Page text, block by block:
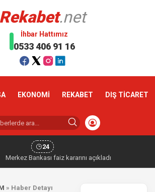
Rekabet.net
İhbar Hattımız
0533 406 91 16
EKONOMİ REKABET DIŞ TİCARET
24
Merkez Bankası faiz kararını açıkladı
» Haber Detayı